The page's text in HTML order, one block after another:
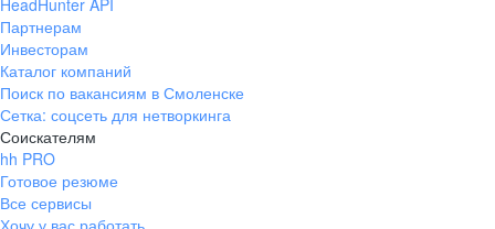
HeadHunter API
Партнерам
Инвесторам
Каталог компаний
Поиск по вакансиям в Смоленске
Сетка: соцсеть для нетворкинга
Соискателям
hh PRO
Готовое резюме
Все сервисы
Хочу у вас работать